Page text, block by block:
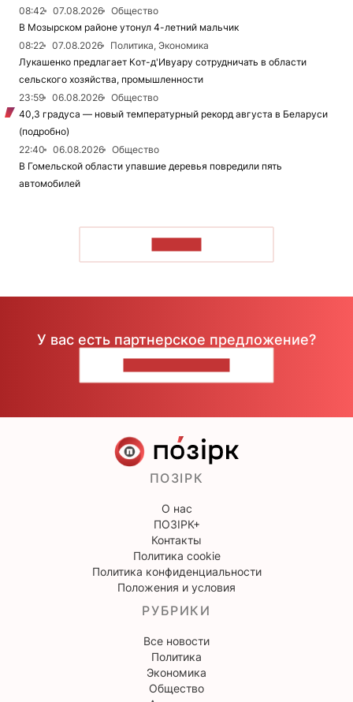
08:42
07.08.2026
Общество
В Мозырском районе утонул 4-летний мальчик
08:22
07.08.2026
Политика, Экономика
Лукашенко предлагает Кот-д'Ивуару сотрудничать в области
сельского хозяйства, промышленности
23:59
06.08.2026
Общество
40,3 градуса — новый температурный рекорд августа в Беларуси
(подробно)
22:40
06.08.2026
Общество
В Гомельской области упавшие деревья повредили пять
автомобилей
У вас есть партнерское предложение?
ПОЗІРК
О нас
ПОЗІРК+
Контакты
Политика cookie
Политика конфиденциальности
Положения и условия
РУБРИКИ
Все новости
Политика
Экономика
Общество